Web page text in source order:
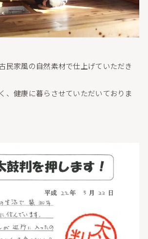
民家風の自然素材で仕上げていただき
、健康に暮らさせていただいておりま